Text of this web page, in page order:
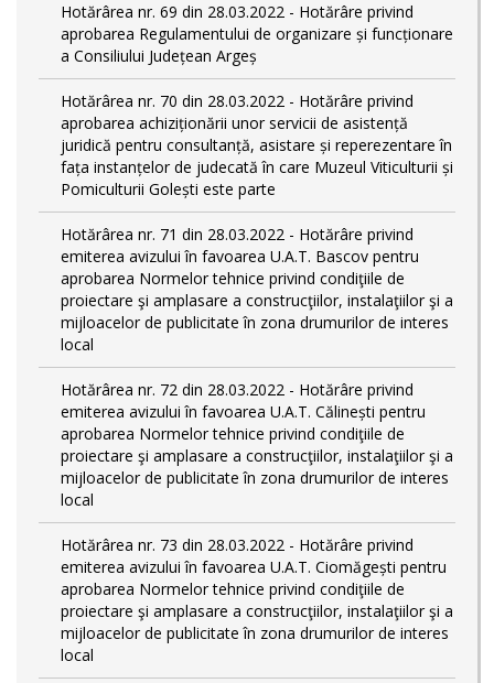
Hotărârea nr. 69 din 28.03.2022 - Hotărâre privind
aprobarea Regulamentului de organizare și funcționare
a Consiliului Județean Argeș
Hotărârea nr. 70 din 28.03.2022 - Hotărâre privind
aprobarea achiziționării unor servicii de asistență
juridică pentru consultanță, asistare și reperezentare în
fața instanțelor de judecată în care Muzeul Viticulturii și
Pomiculturii Golești este parte
Hotărârea nr. 71 din 28.03.2022 - Hotărâre privind
emiterea avizului în favoarea U.A.T. Bascov pentru
aprobarea Normelor tehnice privind condiţiile de
proiectare şi amplasare a construcţiilor, instalaţiilor şi a
mijloacelor de publicitate în zona drumurilor de interes
local
Hotărârea nr. 72 din 28.03.2022 - Hotărâre privind
emiterea avizului în favoarea U.A.T. Călinești pentru
aprobarea Normelor tehnice privind condiţiile de
proiectare şi amplasare a construcţiilor, instalaţiilor şi a
mijloacelor de publicitate în zona drumurilor de interes
local
Hotărârea nr. 73 din 28.03.2022 - Hotărâre privind
emiterea avizului în favoarea U.A.T. Ciomăgești pentru
aprobarea Normelor tehnice privind condiţiile de
proiectare şi amplasare a construcţiilor, instalaţiilor şi a
mijloacelor de publicitate în zona drumurilor de interes
local